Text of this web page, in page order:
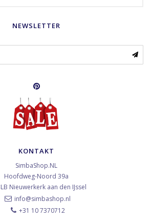
NEWSLETTER
KONTAKT
SimbaShop.NL
Hoofdweg-Noord 39a
Nieuwerkerk aan den IJssel
info@simbashop.nl
+31 10 7370712